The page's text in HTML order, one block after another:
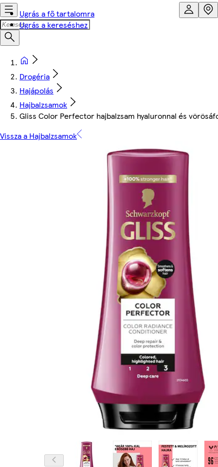
Ugrás a fő tartalomra
Ugrás a kereséshez
Drogéria
Hajápolás
Hajbalzsamok
Gliss Color Perfector hajbalzsam hyaluronnal és
Vissza a Hajbalzsamok